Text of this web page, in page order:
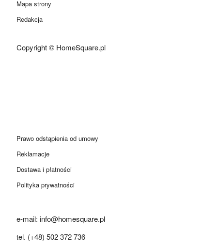
Mapa strony
Redakcja
Copyright © HomeSquare.pl
Prawo odstąpienia od umowy
Reklamacje
Dostawa i płatności
Polityka prywatności
e-mail: info@homesquare.pl
tel. (+48) 502 372 736